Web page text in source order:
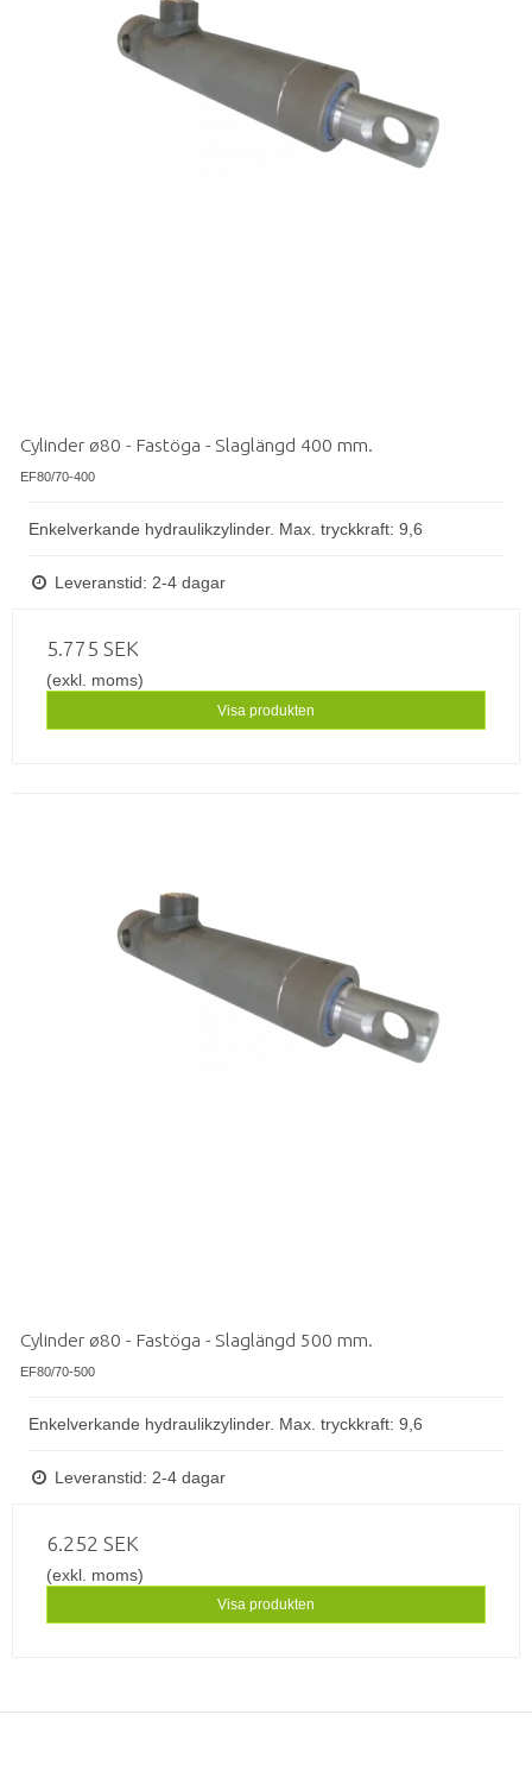
Cylinder ø80 - Fastöga - Slaglängd 400 mm.
EF80/70-400
Enkelverkande hydraulikzylinder. Max. tryckkraft: 9,6
Leveranstid: 2-4 dagar
5.775 SEK
(exkl. moms)
Visa produkten
Cylinder ø80 - Fastöga - Slaglängd 500 mm.
EF80/70-500
Enkelverkande hydraulikzylinder. Max. tryckkraft: 9,6
Leveranstid: 2-4 dagar
6.252 SEK
(exkl. moms)
Visa produkten